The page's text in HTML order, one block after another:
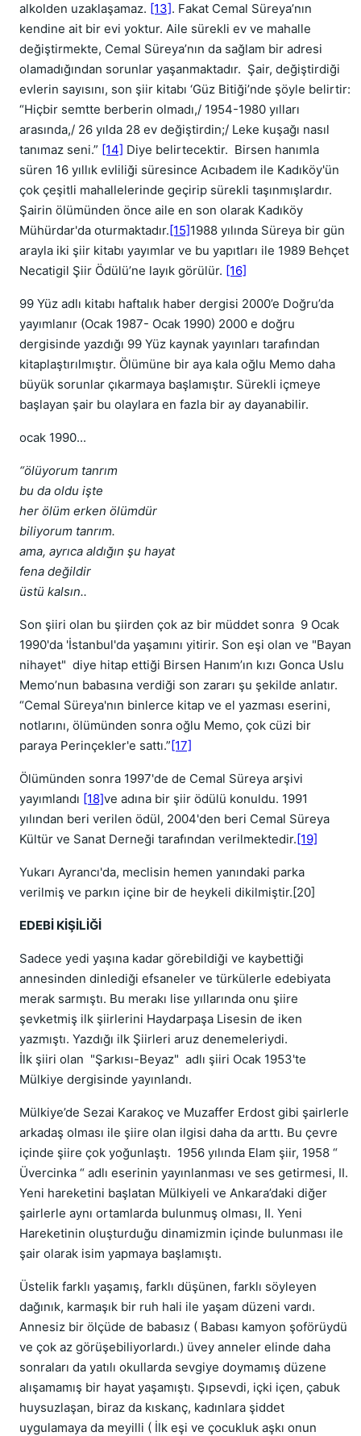
alkolden uzaklaşamaz. [13]. Fakat Cemal Süreya’nın
kendine ait bir evi yoktur. Aile sürekli ev ve mahalle
değiştirmekte, Cemal Süreya’nın da sağlam bir adresi
olamadığından sorunlar yaşanmaktadır. Şair, değiştirdiği
evlerin sayısını, son şiir kitabı ‘Güz Bitiği’nde şöyle belirtir:
“Hiçbir semtte berberin olmadı,/ 1954-1980 yılları
arasında,/ 26 yılda 28 ev değiştirdin;/ Leke kuşağı nasıl
tanımaz seni.” [14] Diye belirtecektir. Birsen hanımla
süren 16 yıllık evliliği süresince Acıbadem ile Kadıköy'ün
çok çeşitli mahallelerinde geçirip sürekli taşınmışlardır.
Şairin ölümünden önce aile en son olarak Kadıköy
Mühürdar'da oturmaktadır.[15]1988 yılında Süreya bir gün
arayla iki şiir kitabı yayımlar ve bu yapıtları ile 1989 Behçet
Necatigil Şiir Ödülü’ne layık görülür. [16]
99 Yüz adlı kitabı haftalık haber dergisi 2000’e Doğru’da
yayımlanır (Ocak 1987- Ocak 1990) 2000 e doğru
dergisinde yazdığı 99 Yüz kaynak yayınları tarafından
kitaplaştırılmıştır. Ölümüne bir aya kala oğlu Memo daha
büyük sorunlar çıkarmaya başlamıştır. Sürekli içmeye
başlayan şair bu olaylara en fazla bir ay dayanabilir.
ocak 1990...
“ölüyorum tanrım
bu da oldu işte
her ölüm erken ölümdür
biliyorum tanrım.
ama, ayrıca aldığın şu hayat
fena değildir
üstü kalsın..
Son şiiri olan bu şiirden çok az bir müddet sonra 9 Ocak
1990'da 'İstanbul'da yaşamını yitirir. Son eşi olan ve "Bayan
nihayet" diye hitap ettiği Birsen Hanım’ın kızı Gonca Uslu
Memo’nun babasına verdiği son zararı şu şekilde anlatır.
“Cemal Süreya'nın binlerce kitap ve el yazması eserini,
notlarını, ölümünden sonra oğlu Memo, çok cüzi bir
paraya Perinçekler'e sattı.”[17]
Ölümünden sonra 1997'de de Cemal Süreya arşivi
yayımlandı [18]ve adına bir şiir ödülü konuldu. 1991
yılından beri verilen ödül, 2004'den beri Cemal Süreya
Kültür ve Sanat Derneği tarafından verilmektedir.[19]
Yukarı Ayrancı'da, meclisin hemen yanındaki parka
verilmiş ve parkın içine bir de heykeli dikilmiştir.[20]
EDEBİ KİŞİLİĞİ
Sadece yedi yaşına kadar görebildiği ve kaybettiği
annesinden dinlediği efsaneler ve türkülerle edebiyata
merak sarmıştı. Bu merakı lise yıllarında onu şiire
şevketmiş ilk şiirlerini Haydarpaşa Lisesin de iken
yazmıştı. Yazdığı ilk Şiirleri aruz denemeleriydi.
İlk şiiri olan "Şarkısı-Beyaz" adlı şiiri Ocak 1953'te
Mülkiye dergisinde yayınlandı.
Mülkiye’de Sezai Karakoç ve Muzaffer Erdost gibi şairlerle
arkadaş olması ile şiire olan ilgisi daha da arttı. Bu çevre
içinde şiire çok yoğunlaştı. 1956 yılında Elam şiir, 1958 “
Üvercinka “ adlı eserinin yayınlanması ve ses getirmesi, II.
Yeni hareketini başlatan Mülkiyeli ve Ankara’daki diğer
şairlerle aynı ortamlarda bulunmuş olması, II. Yeni
Hareketinin oluşturduğu dinamizmin içinde bulunması ile
şair olarak isim yapmaya başlamıştı.
Üstelik farklı yaşamış, farklı düşünen, farklı söyleyen
dağınık, karmaşık bir ruh hali ile yaşam düzeni vardı.
Annesiz bir ölçüde de babasız ( Babası kamyon şoförüydü
ve çok az görüşebiliyorlardı.) üvey anneler elinde daha
sonraları da yatılı okullarda sevgiye doymamış düzene
alışamamış bir hayat yaşamıştı. Şıpsevdi, içki içen, çabuk
huysuzlaşan, biraz da kıskanç, kadınlara şiddet
uygulamaya da meyilli ( İlk eşi ve çocukluk aşkı onun